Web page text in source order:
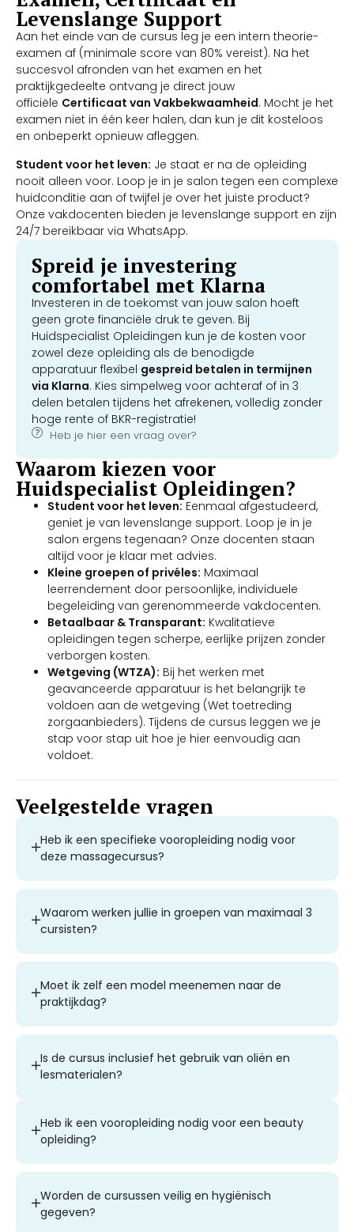
Levenslange Support
Aan het einde van de cursus leg je een intern theorie-
examen af (minimale score van 80% vereist). Na het
succesvol afronden van het examen en het
praktijkgedeelte ontvang je direct jouw
officiële Certificaat van Vakbekwaamheid. Mocht je het
examen niet in één keer halen, dan kun je dit kosteloos
en onbeperkt opnieuw afleggen.
Student voor het leven: Je staat er na de opleiding
nooit alleen voor. Loop je in je salon tegen een complexe
huidconditie aan of twijfel je over het juiste product?
Onze vakdocenten bieden je levenslange support en zijn
24/7 bereikbaar via WhatsApp.
Spreid je investering
comfortabel met Klarna
Investeren in de toekomst van jouw salon hoeft
geen grote financiële druk te geven. Bij
Huidspecialist Opleidingen kun je de kosten voor
zowel deze opleiding als de benodigde
apparatuur flexibel gespreid betalen in termijnen
via Klarna. Kies simpelweg voor achteraf of in 3
delen betalen tijdens het afrekenen, volledig zonder
hoge rente of BKR-registratie!
Heb je hier een vraag over?
Waarom kiezen voor
Huidspecialist Opleidingen?
Student voor het leven: Eenmaal afgestudeerd,
geniet je van levenslange support. Loop je in je
salon ergens tegenaan? Onze docenten staan
altijd voor je klaar met advies.
Kleine groepen of privéles: Maximaal
leerrendement door persoonlijke, individuele
begeleiding van gerenommeerde vakdocenten.
Betaalbaar & Transparant: Kwalitatieve
opleidingen tegen scherpe, eerlijke prijzen zonder
verborgen kosten.
Wetgeving (WTZA): Bij het werken met
geavanceerde apparatuur is het belangrijk te
voldoen aan de wetgeving (Wet toetreding
zorgaanbieders). Tijdens de cursus leggen we je
stap voor stap uit hoe je hier eenvoudig aan
voldoet.
Veelgestelde vragen
Heb ik een specifieke vooropleiding nodig voor
deze massagecursus?
Waarom werken jullie in groepen van maximaal 3
cursisten?
Moet ik zelf een model meenemen naar de
praktijkdag?
Is de cursus inclusief het gebruik van oliën en
lesmaterialen?
Heb ik een vooropleiding nodig voor een beauty
opleiding?
Worden de cursussen veilig en hygiënisch
gegeven?